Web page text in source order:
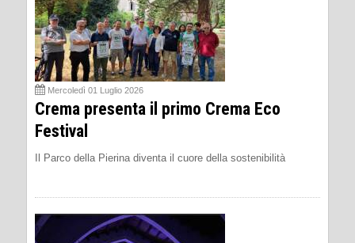
Mercoledì 01 Luglio 2026
Crema presenta il primo Crema Eco
Festival
Il Parco della Pierina diventa il cuore della sostenibilità